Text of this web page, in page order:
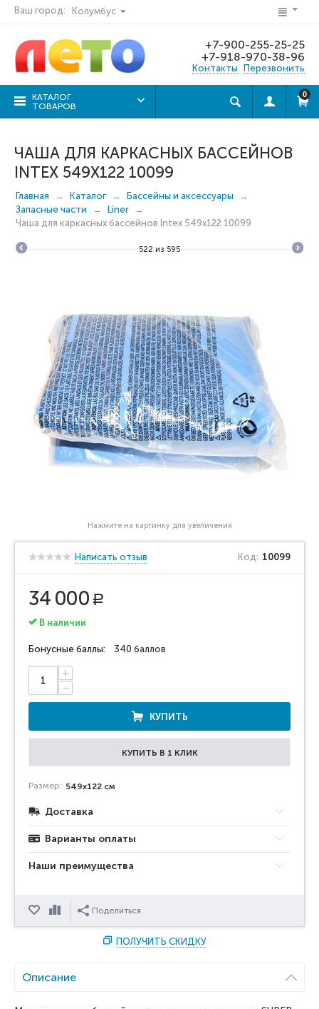
Ваш город: Колумбус
+7-900-255-25-25
+7-918-970-38-96
Контакты Перезвонить
КАТАЛОГ
ТОВАРОВ
0
ЧАША ДЛЯ КАРКАСНЫХ БАССЕЙНОВ
INTEX 549X122 10099
Главная Каталог
Бассейны и аксессуары
Запасные части
Liner
Чаша для каркасных бассейнов Intex 549x122 10099
522 из 595
Нажмите на картинку для увеличения
Написать отзыв Код: 10099
34 000 Р
В наличии
Бонусные баллы: 340 баллов
+
−
КУПИТЬ
КУПИТЬ В 1 КЛИК
Размер: 549x122 см
Доставка
Варианты оплаты
Наши преимущества
ОтложитьСравнитьПоделиться
ПОЛУЧИТЬ СКИДКУ
Описание